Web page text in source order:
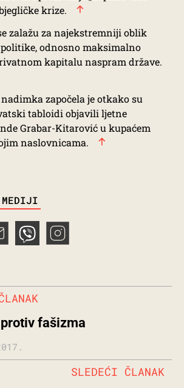
krize.
zalažu za najekstremniji oblik
politike, odnosno maksimalno
kapitalu naspram države.
započela je otkako su
tabloidi objavili ljetne
Grabar-Kitarović u kupaćem
naslovnicama.
MEDIJI
fašizma
SLEDEĆI ČLANAK